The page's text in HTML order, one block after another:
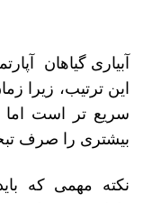
آبیاری گیاهان
این ترتیب، زیرا
سریع تر است
بیشتری را صرف
نکته مهمی که